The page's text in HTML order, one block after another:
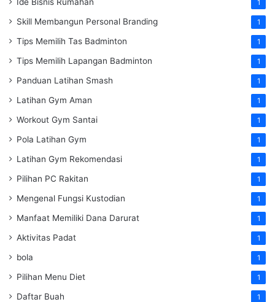
1
Skill Membangun Personal Branding 1
Tips Memilih Tas Badminton 1
Tips Memilih Lapangan Badminton 1
Panduan Latihan Smash 1
Latihan Gym Aman 1
Workout Gym Santai 1
Pola Latihan Gym 1
Latihan Gym Rekomendasi 1
Pilihan PC Rakitan 1
Mengenal Fungsi Kustodian 1
Manfaat Memiliki Dana Darurat 1
Aktivitas Padat 1
bola 1
Pilihan Menu Diet 1
Daftar Buah 1